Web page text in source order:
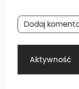
Dodaj
Aktywność